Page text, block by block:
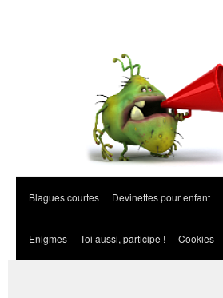
Blagues courtes Devinettes pour enfant
Enigmes Toi aussi, participe ! Cookies